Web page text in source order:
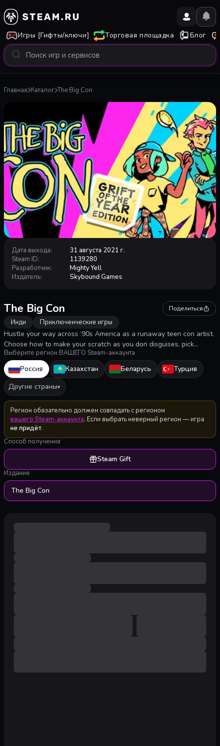
Игры [Гифты/ключи] Торговая площадка Блог
Главная Каталог The Big Con
Дата выхода:
31 августа 2021 г.
Steam ID:
1139280
Разработчик:
Mighty Yell
Издатель: Skybound Games
The Big Con Поделиться
Инди Приключенческие игры
Hustle your way across ‘90s America as a runaway teen con artist.
Choose how to make your scratch as you don disguises, pick
pockets, and rip people off in this comedic crime-filled adventure.
Experience the totally rad '90s in all its plaid and payphone glory!
Выберите регион ВАШЕГО Steam-аккаунта
Россия Казахстан Беларусь
Турция
Другие страны▾
Регион обязательно должен совпадать с регионом
вашего Steam-аккаунта. Если выбрать неверный регион — игра
не придёт.
Способ получения
Steam Gift
Издание
The Big Con